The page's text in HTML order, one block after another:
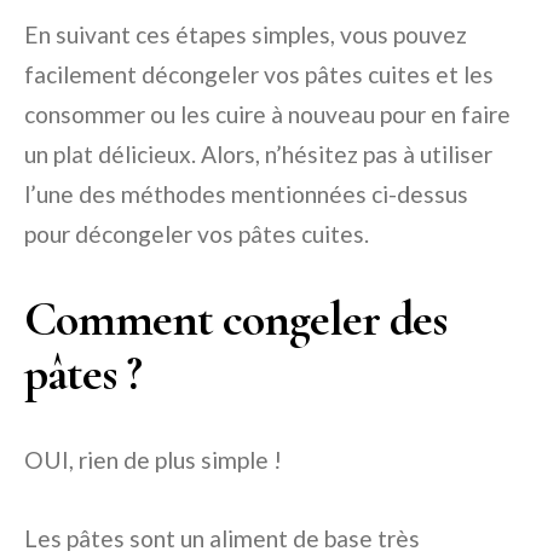
En suivant ces étapes simples, vous pouvez
facilement décongeler vos pâtes cuites et les
consommer ou les cuire à nouveau pour en faire
un plat délicieux. Alors, n’hésitez pas à utiliser
l’une des méthodes mentionnées ci-dessus
pour décongeler vos pâtes cuites.
Comment congeler des
pâtes ?
OUI, rien de plus simple !
Les pâtes sont un aliment de base très